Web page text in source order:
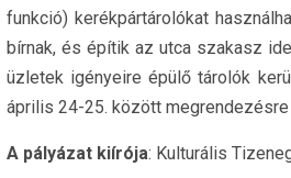
funkció) kerékpártárolókat
bírnak, és építik az utca szakasz
üzletek igényeire épülő tárolók
április 24-25. között megrendezésre
A pályázat kiírója: Kulturális